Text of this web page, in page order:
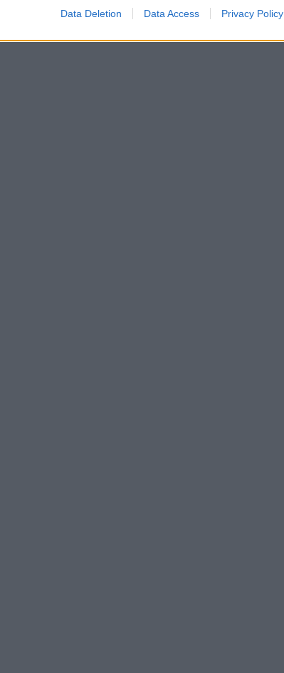
Data Deletion Data Access Privacy Policy